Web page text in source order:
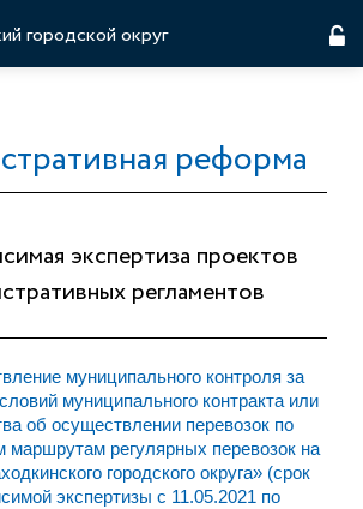
городской округ
реформа
экспертиза проектов
регламентов
муниципального контроля за
муниципального контракта или
об осуществлении перевозок по
регулярных перевозок на
городского округа» (срок
экспертизы с 11.05.2021 по